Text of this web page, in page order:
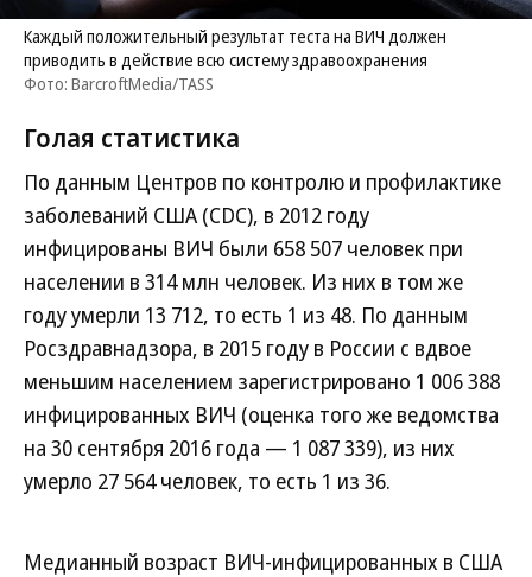
Каждый положительный результат теста на ВИЧ должен
приводить в действие всю систему здравоохранения
Фото: BarcroftMedia/TASS
Голая статистика
По данным Центров по контролю и профилактике
заболеваний США (CDC), в 2012 году
инфицированы ВИЧ были 658 507 человек при
населении в 314 млн человек. Из них в том же
году умерли 13 712, то есть 1 из 48. По данным
Росздравнадзора, в 2015 году в России с вдвое
меньшим населением зарегистрировано 1 006 388
инфицированных ВИЧ (оценка того же ведомства
на 30 сентября 2016 года — 1 087 339), из них
умерло 27 564 человек, то есть 1 из 36.
Медианный возраст ВИЧ-инфицированных в США